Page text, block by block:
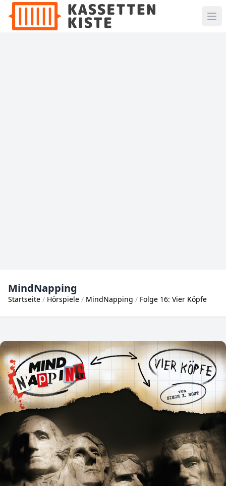
MindNapping
Startseite Hörspiele MindNapping Folge 16: Vier Köpfe